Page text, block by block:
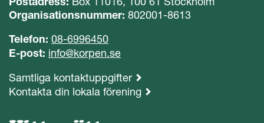
Organisationsnummer: 802001-8613
Telefon: 08-6996450
E-post: info@korpen.se
Samtliga kontaktuppgifter
Kontakta din lokala förening